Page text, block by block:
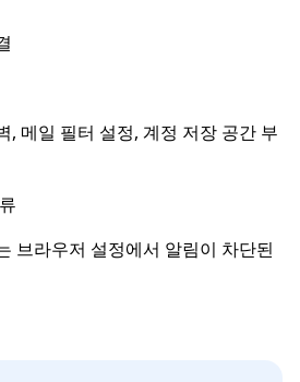
, 메일 필터 설정, 계정 저장 공간 부
브라우저 설정에서 알림이 차단된